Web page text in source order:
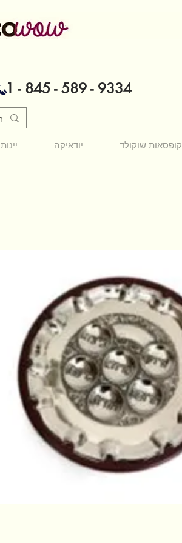
1 - 845 - 589 - 9334
יינות יודאיקה קופסאות שוקולד